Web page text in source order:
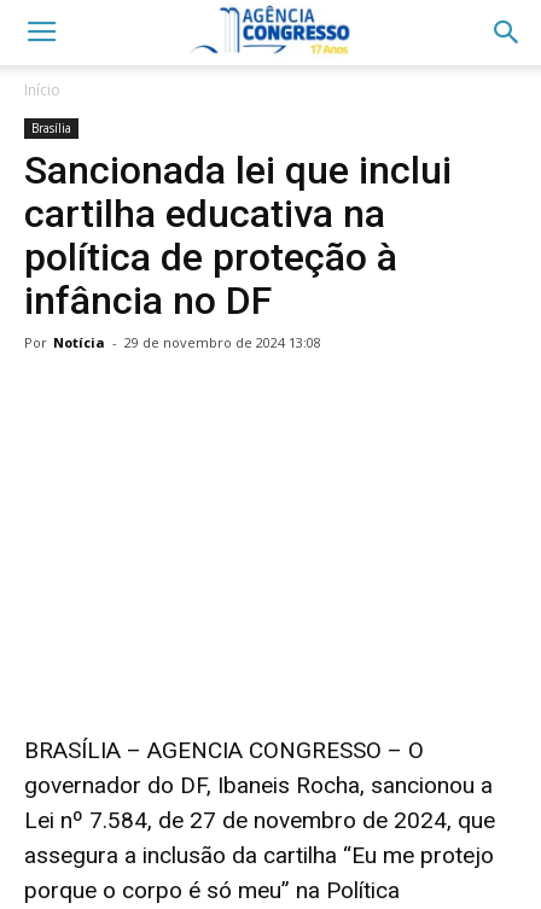
Início
Brasília
Sancionada lei que inclui
cartilha educativa na
política de proteção à
infância no DF
Por Notícia - 29 de novembro de 2024 13:08
BRASÍLIA – AGENCIA CONGRESSO – O
governador do DF, Ibaneis Rocha, sancionou a
Lei nº 7.584, de 27 de novembro de 2024, que
assegura a inclusão da cartilha “Eu me protejo
porque o corpo é só meu” na Política